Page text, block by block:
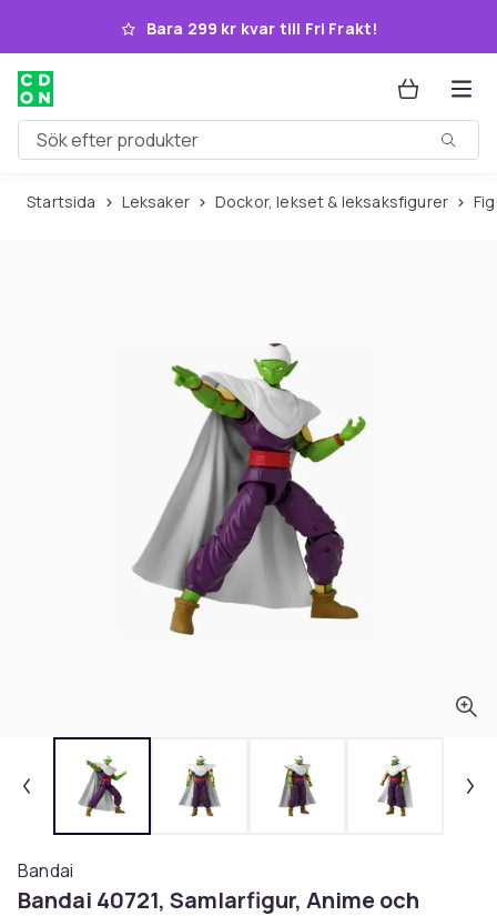
Hoppa till huvudinnehållet
Bara 299 kr kvar till Fri Frakt!
Sök efter produkter
Startsida Leksaker Dockor, lekset & leksaksfigurer
Bandai
Bandai 40721, Samlarfigur, Anime och